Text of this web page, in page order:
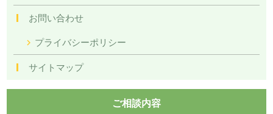
お問い合わせ
プライバシーポリシー
サイトマップ
ご相談内容